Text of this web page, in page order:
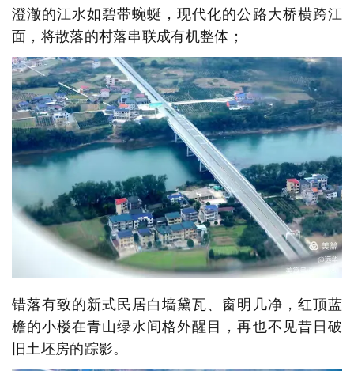
澄澈的江水如碧带蜿蜒，现代化的公路大桥横跨江
面，将散落的村落串联成有机整体；
错落有致的新式民居白墙黛瓦、窗明几净，红顶蓝
檐的小楼在青山绿水间格外醒目，再也不见昔日破
旧土坯房的踪影。